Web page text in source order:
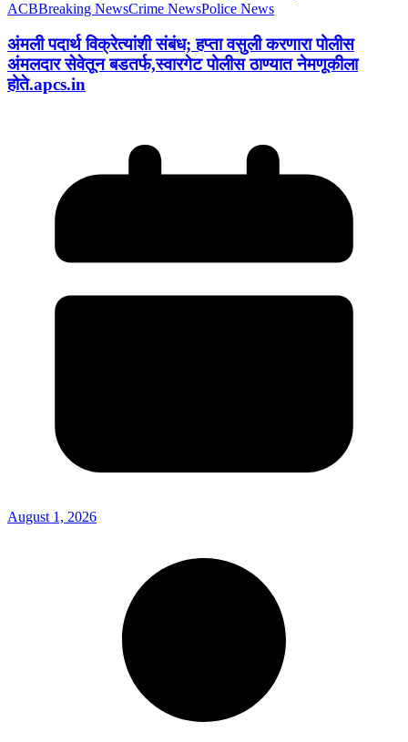
ACBBreaking NewsCrime NewsPolice News
अंमली पदार्थ विक्रेत्यांशी संबंध; हप्ता वसुली करणारा पोलीस
अंमलदार सेवेतून बडतर्फ,स्वारगेट पोलीस ठाण्यात नेमणूकीला
होते.apcs.in
August 1, 2026